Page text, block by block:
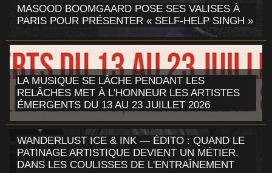
MASOOD BOOMGAARD POSE SES VALISES À
PARIS POUR PRÉSENTER « SELF-HELP SINGH »
LA MUSIQUE SE LÂCHE PENDANT LES
RELÂCHES MET À L'HONNEUR LES ARTISTES
ÉMERGENTS DU 13 AU 23 JUILLET 2026
WANDERLUST ICE & INK — ÉDITO : QUAND LE
PATINAGE ARTISTIQUE DEVIENT UN MÉTIER.
DANS LES COULISSES DE L'ENTRAÎNEMENT